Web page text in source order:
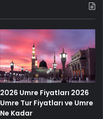
2026 Umre Fiyatları 2026
Umre Tur Fiyatları ve Umre
Ne Kadar